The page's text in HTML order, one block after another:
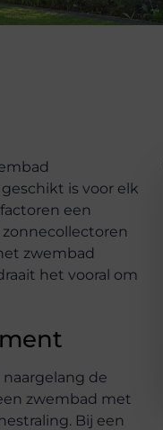
is voor elk
een
zwembad
het vooral om
de
zwembad met
Bij een